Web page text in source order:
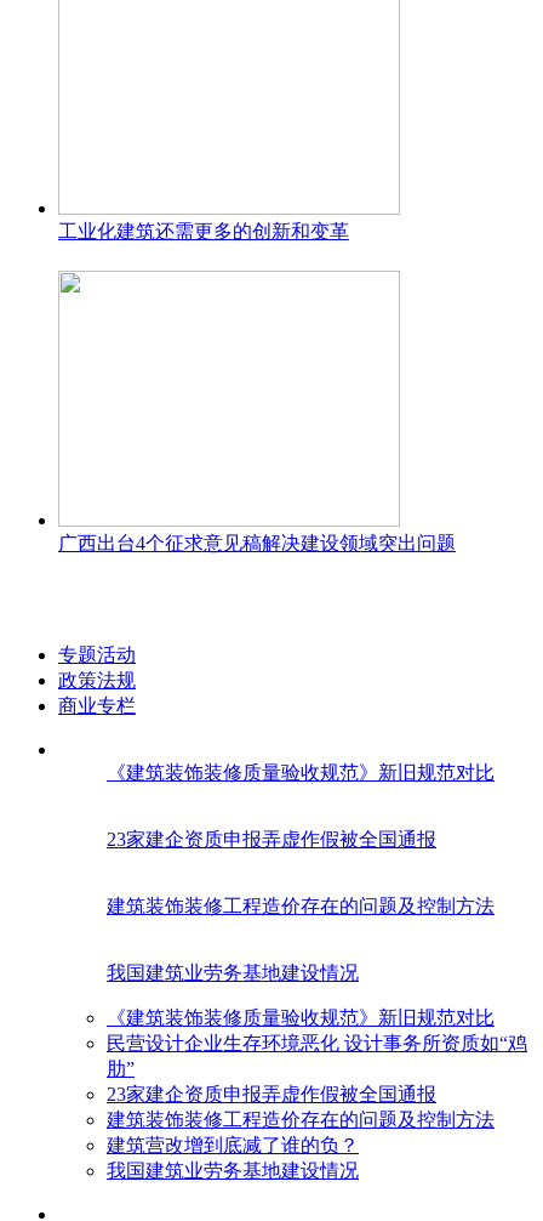
工业化建筑还需更多的创新和变革
广西出台4个征求意见稿解决建设领域突出问题
专题活动
政策法规
商业专栏
《建筑装饰装修质量验收规范》新旧规范对比
23家建企资质申报弄虚作假被全国通报
建筑装饰装修工程造价存在的问题及控制方法
我国建筑业劳务基地建设情况
《建筑装饰装修质量验收规范》新旧规范对比
民营设计企业生存环境恶化 设计事务所资质如“鸡
肋”
23家建企资质申报弄虚作假被全国通报
建筑装饰装修工程造价存在的问题及控制方法
建筑营改增到底减了谁的负？
我国建筑业劳务基地建设情况